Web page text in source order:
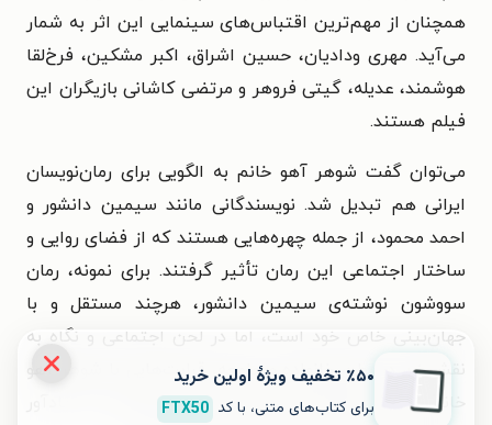
همچنان از مهم‌ترین اقتباس‌های سینمایی این اثر به شمار
می‌آید. مهری ودادیان، حسین اشراق، اکبر مشکین، فرخ‌لقا
هوشمند، عدیله، گیتی فروهر و مرتضی کاشانی بازیگران این
فیلم هستند.
می‌توان گفت شوهر آهو خانم به الگویی برای رمان‌نویسان
ایرانی هم تبدیل شد. نویسندگانی مانند سیمین دانشور و
احمد محمود، از جمله چهره‌هایی هستند که از فضای روایی و
ساختار اجتماعی این رمان تأثیر گرفتند. برای نمونه، رمان
سووشون نوشته‌ی سیمین دانشور، هرچند مستقل و با
جهان‌بینی خاص خود است، اما در لحن اجتماعی و نگاه به
نقش زن در بطن خانواده و جامعه، قرابت‌هایی با شوهر آهو
خانم دارد. همین‌طور همسایه‌ها از احمد محمود نیز یادآور
٪۵۰ تخفیف ویژۀ اولین خرید
برای کتاب‌های متنی، با کد FTX50